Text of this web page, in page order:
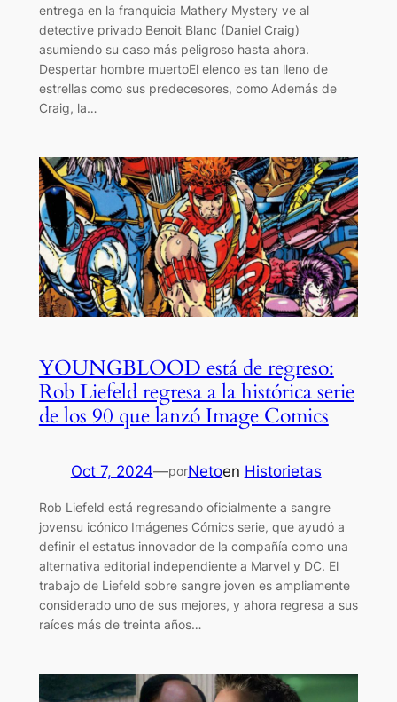
entrega en la franquicia Mathery Mystery ve al
detective privado Benoit Blanc (Daniel Craig)
asumiendo su caso más peligroso hasta ahora.
Despertar hombre muertoEl elenco es tan lleno de
estrellas como sus predecesores, como Además de
Craig, la…
YOUNGBLOOD está de regreso:
Rob Liefeld regresa a la histórica serie
de los 90 que lanzó Image Comics
Oct 7, 2024—porNetoen Historietas
Rob Liefeld está regresando oficialmente a sangre
jovensu icónico Imágenes Cómics serie, que ayudó a
definir el estatus innovador de la compañía como una
alternativa editorial independiente a Marvel y DC. El
trabajo de Liefeld sobre sangre joven es ampliamente
considerado uno de sus mejores, y ahora regresa a sus
raíces más de treinta años…